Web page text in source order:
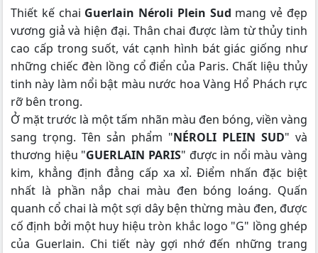
Thiết kế chai Guerlain Néroli Plein Sud mang vẻ đẹp
vương giả và hiện đại. Thân chai được làm từ thủy tinh
cao cấp trong suốt, vát cạnh hình bát giác giống như
những chiếc đèn lồng cổ điển của Paris. Chất liệu thủy
tinh này làm nổi bật màu nước hoa Vàng Hổ Phách rực
rỡ bên trong.
Ở mặt trước là một tấm nhãn màu đen bóng, viền vàng
sang trọng. Tên sản phẩm "NÉROLI PLEIN SUD" và
thương hiệu "GUERLAIN PARIS" được in nổi màu vàng
kim, khẳng định đẳng cấp xa xỉ. Điểm nhấn đặc biệt
nhất là phần nắp chai màu đen bóng loáng. Quấn
quanh cổ chai là một sợi dây bện thừng màu đen, được
cố định bởi một huy hiệu tròn khắc logo "G" lồng ghép
của Guerlain. Chi tiết này gợi nhớ đến những trang